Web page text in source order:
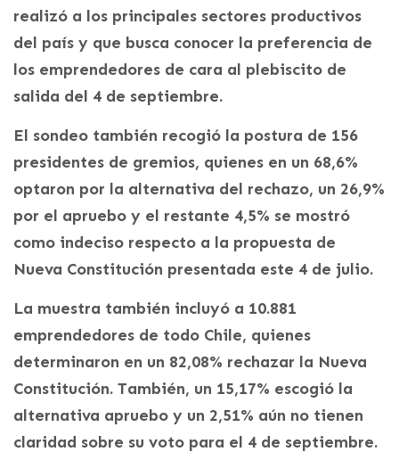
realizó a los principales sectores productivos
del país y que busca conocer la preferencia de
los emprendedores de cara al plebiscito de
salida del 4 de septiembre.
El sondeo también recogió la postura de 156
presidentes de gremios, quienes en un 68,6%
optaron por la alternativa del rechazo, un 26,9%
por el apruebo y el restante 4,5% se mostró
como indeciso respecto a la propuesta de
Nueva Constitución presentada este 4 de julio.
La muestra también incluyó a 10.881
emprendedores de todo Chile, quienes
determinaron en un 82,08% rechazar la Nueva
Constitución. También, un 15,17% escogió la
alternativa apruebo y un 2,51% aún no tienen
claridad sobre su voto para el 4 de septiembre.